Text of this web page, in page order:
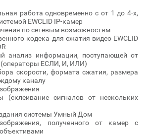
работа одновременно с от 1 до 4-х,
EWCLID IP-камер
по сетевым возможностям
кодека для сжатия видео EWCLID
анализ информации, поступающей от
(операторы ЕСЛИ, И, ИЛИ)
скорости, формата сжатия, размера
каналу
сигналов от нескольких
системы Умный Дом
полученного от камер с